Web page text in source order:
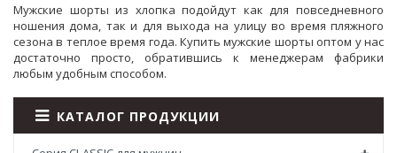
Мужские шорты из хлопка подойдут как для повседневного
ношения дома, так и для выхода на улицу во время пляжного
сезона в теплое время года. Купить мужские шорты оптом у нас
достаточно просто, обратившись к менеджерам фабрики
любым удобным способом.
КАТАЛОГ ПРОДУКЦИИ